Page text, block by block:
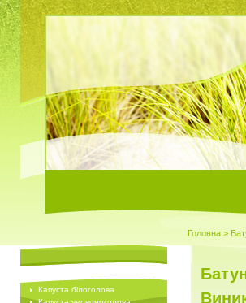
Головна>
Капуста білоголова